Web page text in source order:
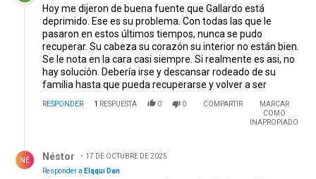
Hoy me dijeron de buena fuente que Gallardo está
deprimido. Ese es su problema. Con todas las que le
pasaron en estos últimos tiempos, nunca se pudo
recuperar. Su cabeza su corazón su interior no están bien.
Se le nota en la cara casi siempre. Si realmente es asi, no
hay solución. Debería irse y descansar rodeado de su
familia hasta que pueda recuperarse y volver a ser
RESPONDER 1 RESPUESTA 0 0 COMPARTIR
MARCAR
COMO
INAPROPIADO
NÉ Néstor
17 DE OCTUBRE DE 2025
Responder a Elqqui Dan